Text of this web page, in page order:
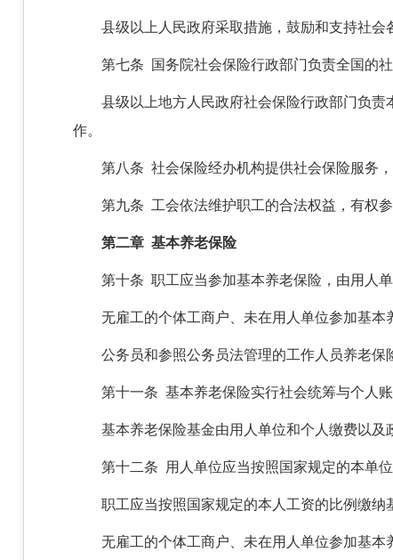
县级以上人民政府采取措施，鼓励和支持社会
第七条 国务院社会保险行政部门负责全国的
县级以上地方人民政府社会保险行政部门负
作。
第八条 社会保险经办机构提供社会保险服务
第九条 工会依法维护职工的合法权益，有权
第二章 基本养老保险
第十条 职工应当参加基本养老保险，由用人
无雇工的个体工商户、未在用人单位参加基本
公务员和参照公务员法管理的工作人员养老保
第十一条 基本养老保险实行社会统筹与个人账
基本养老保险基金由用人单位和个人缴费以及
第十二条 用人单位应当按照国家规定的本单
职工应当按照国家规定的本人工资的比例缴纳
无雇工的个体工商户、未在用人单位参加基